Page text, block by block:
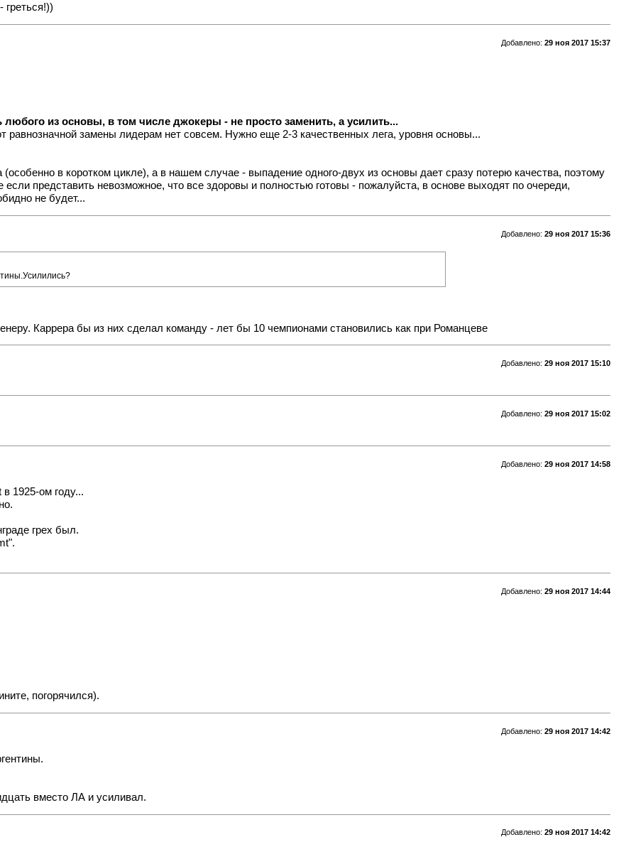
греться!))
Добавлено: 29 ноя 2017 15:37
из основы, в том числе джокеры - не просто заменить, а усилить...
замены лидерам нет совсем. Нужно еще 2-3 качественных лега, уровня основы...
в коротком цикле), а в нашем случае - выпадение одного-двух из основы дает сразу потерю качества, поэтому
представить невозможное, что все здоровы и полностью готовы - пожалуйста, в основе выходят по очереди,
не будет...
Добавлено: 29 ноя 2017 15:36
Каррера бы из них сделал команду - лет бы 10 чемпионами становились как при Романцеве
Добавлено: 29 ноя 2017 15:10
Добавлено: 29 ноя 2017 15:02
Добавлено: 29 ноя 2017 14:58
1925-ом году...
грех был.
Добавлено: 29 ноя 2017 14:44
погорячился).
Добавлено: 29 ноя 2017 14:42
вместо ЛА и усиливал.
Добавлено: 29 ноя 2017 14:42